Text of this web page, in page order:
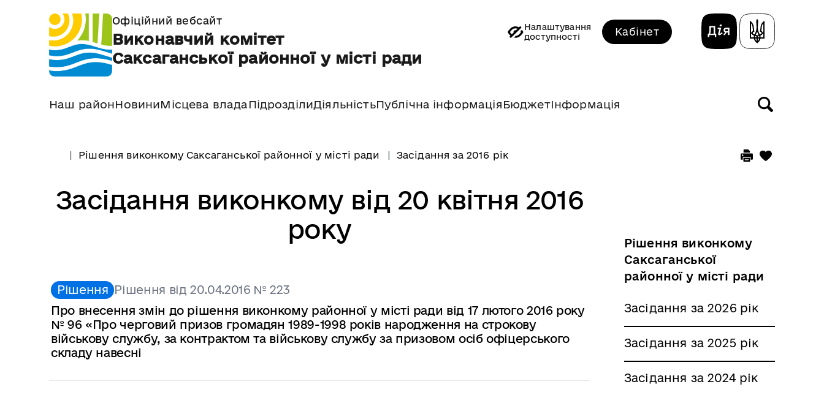
Офіційний вебсайт
Виконавчий комітет
Саксаганської районної у місті ради
Налаштування
доступності
Кабінет
Наш районНовиниМісцева влада ПідрозділиДіяльністьПублічна інформація БюджетІнформація
Рішення виконкому Саксаганської районної у місті ради Засідання за 2016 рік
Засідання виконкому від 20 квітня 2016
року
Рішення Рішення від 20.04.2016 № 223
Про внесення змін до рішення виконкому районної у місті ради від 17 лютого 2016 року
№ 96 «Про черговий призов громадян 1989-1998 років народження на строкову
військову службу, за контрактом та військову службу за призовом осіб офіцерського
складу навесні
Рішення виконкому
Саксаганської
районної у місті ради
Засідання за 2026 рік
Засідання за 2025 рік
Засідання за 2024 рік